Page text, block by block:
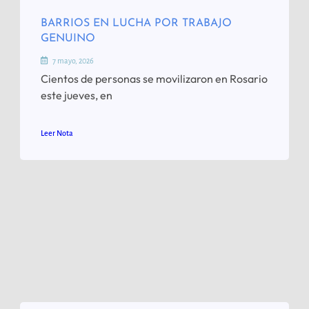
BARRIOS EN LUCHA POR TRABAJO
GENUINO
7 mayo, 2026
Cientos de personas se movilizaron en Rosario
este jueves, en
Leer Nota